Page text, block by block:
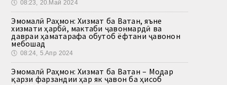
🕔 08:23, 20.Май 2024
Эмомалӣ Раҳмон: Хизмат ба Ватан, яъне
хизмати ҳарбӣ, мактаби ҷавонмардӣ ва
давраи ҳаматарафа обутоб ёфтани ҷавонон
мебошад
🕔 08:24, 5.Апр 2024
Эмомалӣ Раҳмон: Хизмат ба Ватан – Модар
қарзи фарзандии ҳар як ҷавон ба ҳисоб